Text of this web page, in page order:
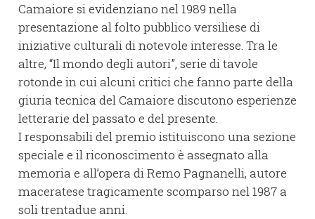
Camaiore si evidenziano nel 1989 nella
presentazione al folto pubblico versiliese di
iniziative culturali di notevole interesse. Tra le
altre, “Il mondo degli autori”, serie di tavole
rotonde in cui alcuni critici che fanno parte della
giuria tecnica del Camaiore discutono esperienze
letterarie del passato e del presente.
I responsabili del premio istituiscono una sezione
speciale e il riconoscimento è assegnato alla
memoria e all’opera di Remo Pagnanelli, autore
maceratese tragicamente scomparso nel 1987 a
soli trentadue anni.